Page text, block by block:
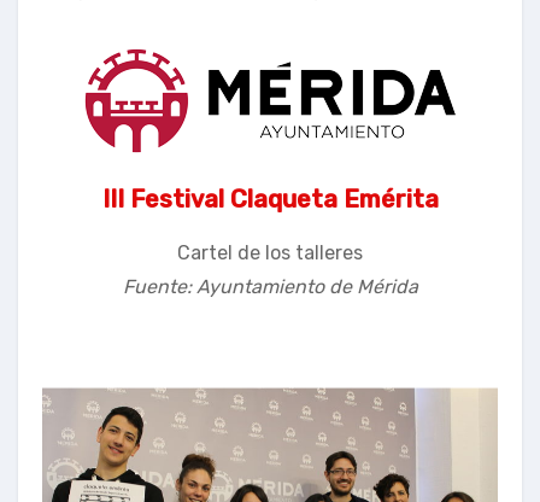
III Festival Claqueta Emérita
Cartel de los talleres
Fuente: Ayuntamiento de Mérida